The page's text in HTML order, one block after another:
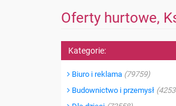
Oferty hurtowe,
Kategorie:
Biuro i reklama (79759)
Budownictwo i przemysł